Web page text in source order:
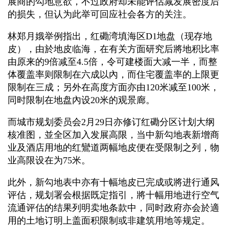
的损失，但认为此举可回应社会各方的关注。
林郑月娥举例指出，红磡湾填海区D1地盘（现存地
皮），由於地皮临海，在有关方面研究后將地积比率
由原来的9倍减至4.5倍，令可建楼面大减一半，而整
体覆盖率则限制在六成以內，而住宅覆盖率的上限更
限制在三成；另外在高度方面亦由120米减至100米，
同时限制在地盘內设20米的观景廊。
而城市规划委员会2月29日亦修订红磡分区计划大纲
核准图，並全区加入发展高限，当中新勾地表新增商
业及酒店用地的红鸞道两幅地皮便在受限制之列，物
业高限设在为75米。
此外，新勾地表中亦有十幅地皮已完成或將进行通风
评估，规划署会根据既定指引，將十幅用地进行空气
流通评估的结果列明卖地条款中，同时政府亦会於適
用的土地订明上盖面积限制或非建筑用地等规定。